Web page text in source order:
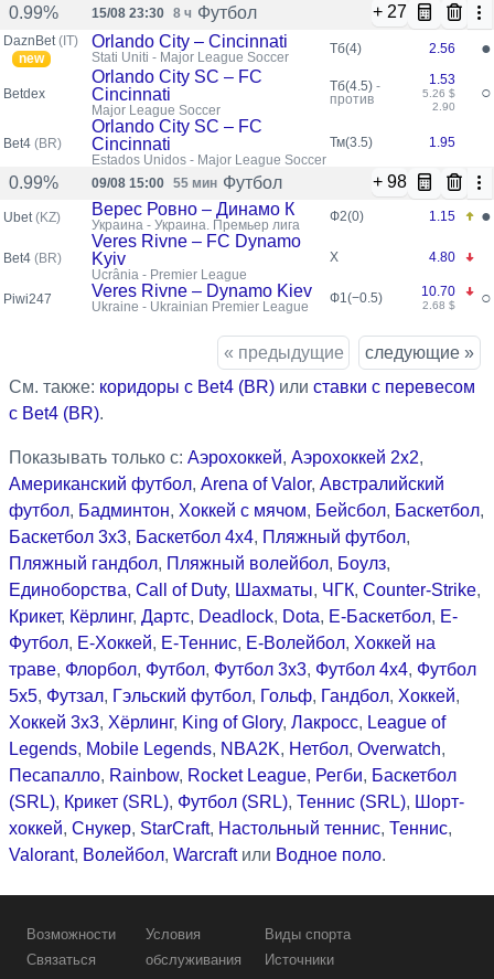
0.99% 15/08 23:30 8 ч Футбол + 27
DaznBet(IT)
new
Orlando City – Cincinnati
Stati Uniti - Major League Soccer
Тб(4) 2.56 ●
Betdex
Orlando City SC – FC
Cincinnati
Major League Soccer
Тб(4.5) -
против
1.53
5.26 $
2.90
○
Bet4 (BR)
Orlando City SC – FC
Cincinnati
Estados Unidos - Major League Soccer
Тм(3.5) 1.95
0.99% 09/08 15:00 55 мин Футбол + 98
Ubet(KZ) Верес Ровно – Динамо К
Украинa - Украина. Премьер лига
Ф2(0) 1.15 ●
Bet4 (BR)
Veres Rivne – FC Dynamo
Kyiv
Ucrânia - Premier League
X 4.80
Piwi247 Veres Rivne – Dynamo Kiev
Ukraine - Ukrainian Premier League
Ф1(−0.5) 10.70
2.68 $ ○
« предыдущие
следующие »
См. также: коридоры с Bet4 (BR) или ставки с перевесом
с Bet4 (BR).
Показывать только с: Аэрохоккей, Аэрохоккей 2x2,
Американский футбол, Arena of Valor, Австралийский
футбол, Бадминтон, Хоккей с мячом, Бейсбол, Баскетбол,
Баскетбол 3x3, Баскетбол 4x4, Пляжный футбол,
Пляжный гандбол, Пляжный волейбол, Боулз,
Единоборства, Call of Duty, Шахматы, ЧГК, Counter-Strike,
Крикет, Кёрлинг, Дартс, Deadlock, Dota, Е-Баскетбол, Е-
Футбол, Е-Хоккей, Е-Теннис, Е-Волейбол, Хоккей на
траве, Флорбол, Футбол, Футбол 3x3, Футбол 4x4, Футбол
5x5, Футзал, Гэльский футбол, Гольф, Гандбол, Хоккей,
Хоккей 3x3, Хёрлинг, King of Glory, Лакросс, League of
Legends, Mobile Legends, NBA2K, Нетбол, Overwatch,
Песапалло, Rainbow, Rocket League, Регби, Баскетбол
(SRL), Крикет (SRL), Футбол (SRL), Теннис (SRL), Шорт-
хоккей, Снукер, StarCraft, Настольный теннис, Теннис,
Valorant, Волейбол, Warcraftили Водное поло.
Возможности
Связаться
Условия
обслуживания
Виды спорта
Источники